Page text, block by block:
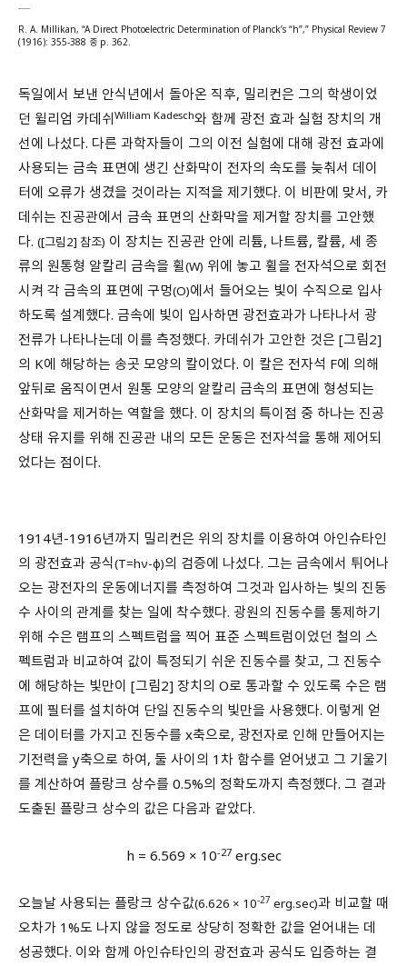
R. A. Millikan, “A Direct Photoelectric Determination of Planck’s “h”,” Physical Review 7
(1916): 355-388 중 p. 362.
독일에서 보낸 안식년에서 돌아온 직후, 밀리컨은 그의 학생이었
던 윌리엄 카데쉬William Kadesch와 함께 광전 효과 실험 장치의 개
선에 나섰다. 다른 과학자들이 그의 이전 실험에 대해 광전 효과에
사용되는 금속 표면에 생긴 산화막이 전자의 속도를 늦춰서 데이
터에 오류가 생겼을 것이라는 지적을 제기했다. 이 비판에 맞서, 카
데쉬는 진공관에서 금속 표면의 산화막을 제거할 장치를 고안했
다. ([그림2] 참조) 이 장치는 진공관 안에 리튬, 나트륨, 칼륨, 세 종
류의 원통형 알칼리 금속을 휠(W) 위에 놓고 휠을 전자석으로 회전
시켜 각 금속의 표면에 구멍(O)에서 들어오는 빛이 수직으로 입사
하도록 설계했다. 금속에 빛이 입사하면 광전효과가 나타나서 광
전류가 나타나는데 이를 측정했다. 카데쉬가 고안한 것은 [그림2]
의 K에 해당하는 송곳 모양의 칼이었다. 이 칼은 전자석 F에 의해
앞뒤로 움직이면서 원통 모양의 알칼리 금속의 표면에 형성되는
산화막을 제거하는 역할을 했다. 이 장치의 특이점 중 하나는 진공
상태 유지를 위해 진공관 내의 모든 운동은 전자석을 통해 제어되
었다는 점이다.
1914년-1916년까지 밀리컨은 위의 장치를 이용하여 아인슈타인
의 광전효과 공식(T=hν-ϕ)의 검증에 나섰다. 그는 금속에서 튀어나
오는 광전자의 운동에너지를 측정하여 그것과 입사하는 빛의 진동
수 사이의 관계를 찾는 일에 착수했다. 광원의 진동수를 통제하기
위해 수은 램프의 스펙트럼을 찍어 표준 스펙트럼이었던 철의 스
펙트럼과 비교하여 값이 특정되기 쉬운 진동수를 찾고, 그 진동수
에 해당하는 빛만이 [그림2] 장치의 O로 통과할 수 있도록 수은 램
프에 필터를 설치하여 단일 진동수의 빛만을 사용했다. 이렇게 얻
은 데이터를 가지고 진동수를 x축으로, 광전자로 인해 만들어지는
기전력을 y축으로 하여, 둘 사이의 1차 함수를 얻어냈고 그 기울기
를 계산하여 플랑크 상수를 0.5%의 정확도까지 측정했다. 그 결과
도출된 플랑크 상수의 값은 다음과 같았다.
h = 6.569 × 10-27erg.sec
오늘날 사용되는 플랑크 상수값(6.626 × 10-27 erg.sec)과 비교할 때
오차가 1%도 나지 않을 정도로 상당히 정확한 값을 얻어내는 데
성공했다. 이와 함께 아인슈타인의 광전효과 공식도 입증하는 결